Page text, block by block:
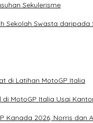
Sekulerisme
Sekolah Swasta daripada
di Latihan MotoGP Italia
MotoGP Italia Usai
Kanada 2026, Norris dan